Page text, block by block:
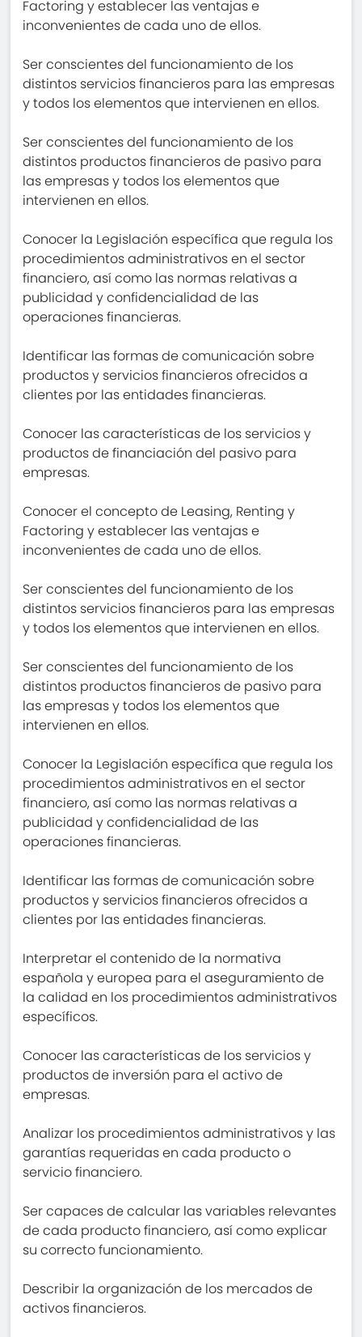
Factoring y establecer las ventajas e
inconvenientes de cada uno de ellos.
Ser conscientes del funcionamiento de los
distintos servicios financieros para las empresas
y todos los elementos que intervienen en ellos.
Ser conscientes del funcionamiento de los
distintos productos financieros de pasivo para
las empresas y todos los elementos que
intervienen en ellos.
Conocer la Legislación específica que regula los
procedimientos administrativos en el sector
financiero, así como las normas relativas a
publicidad y confidencialidad de las
operaciones financieras.
Identificar las formas de comunicación sobre
productos y servicios financieros ofrecidos a
clientes por las entidades financieras.
Conocer las características de los servicios y
productos de financiación del pasivo para
empresas.
Conocer el concepto de Leasing, Renting y
Factoring y establecer las ventajas e
inconvenientes de cada uno de ellos.
Ser conscientes del funcionamiento de los
distintos servicios financieros para las empresas
y todos los elementos que intervienen en ellos.
Ser conscientes del funcionamiento de los
distintos productos financieros de pasivo para
las empresas y todos los elementos que
intervienen en ellos.
Conocer la Legislación específica que regula los
procedimientos administrativos en el sector
financiero, así como las normas relativas a
publicidad y confidencialidad de las
operaciones financieras.
Identificar las formas de comunicación sobre
productos y servicios financieros ofrecidos a
clientes por las entidades financieras.
Interpretar el contenido de la normativa
española y europea para el aseguramiento de
la calidad en los procedimientos administrativos
específicos.
Conocer las características de los servicios y
productos de inversión para el activo de
empresas.
Analizar los procedimientos administrativos y las
garantías requeridas en cada producto o
servicio financiero.
Ser capaces de calcular las variables relevantes
de cada producto financiero, así como explicar
su correcto funcionamiento.
Describir la organización de los mercados de
activos financieros.